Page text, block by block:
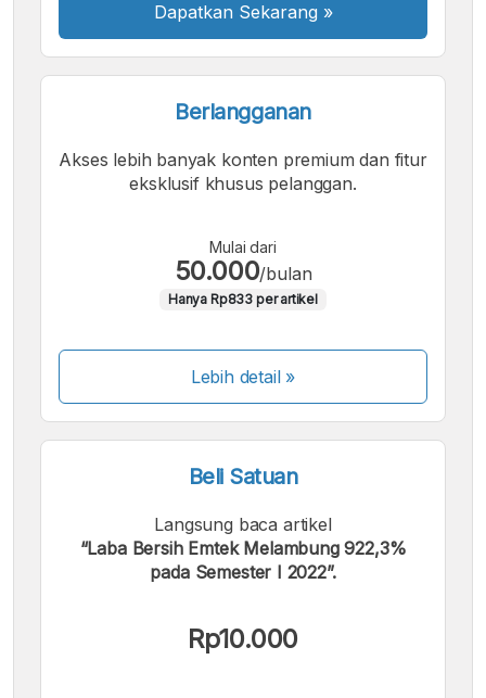
Dapatkan Sekarang »
Berlangganan
Akses lebih banyak konten premium dan fitur
eksklusif khusus pelanggan.
Mulai dari
50.000/bulan
Hanya Rp833 per artikel
Lebih detail »
Beli Satuan
Langsung baca artikel
“Laba Bersih Emtek Melambung 922,3%
pada Semester I 2022”.
Rp10.000
Kami menerima pembayaran berikut: